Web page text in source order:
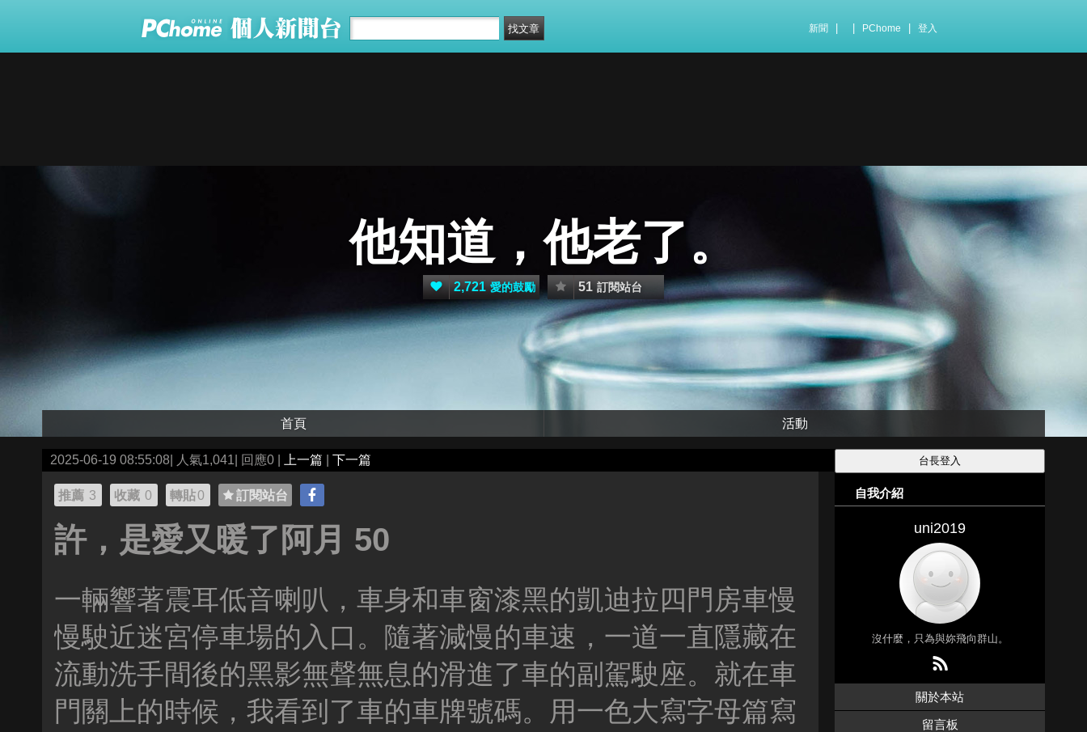
新聞 PChome 登入
他知道，他老了。
2,721 愛的鼓勵 51 訂閱站台
首頁 活動
2025-06-19 08:55:08| 人氣1,041| 回應0 | 上一篇 下一篇
推薦 3 收藏 0 轉貼0 訂閱站台
許，是愛又暖了阿月 50
一輛響著震耳低音喇叭，車身和車窗漆黑的凱迪拉四門房車慢
慢駛近迷宮停車場的入口。隨著減慢的車速，一道一直隱藏在
流動洗手間後的黑影無聲無息的滑進了車的副駕駛座。就在車
門關上的時候，我看到了車的車牌號碼。用一色大寫字母篇寫
自我介紹
uni2019
沒什麼，只為與妳飛向群山。
關於本站
留言板